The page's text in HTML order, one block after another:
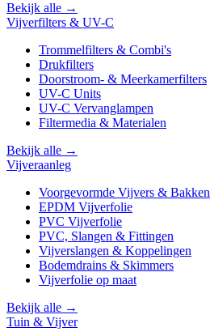
Bekijk alle →
Vijverfilters & UV-C
Trommelfilters & Combi's
Drukfilters
Doorstroom- & Meerkamerfilters
UV-C Units
UV-C Vervanglampen
Filtermedia & Materialen
Bekijk alle →
Vijveraanleg
Voorgevormde Vijvers & Bakken
EPDM Vijverfolie
PVC Vijverfolie
PVC, Slangen & Fittingen
Vijverslangen & Koppelingen
Bodemdrains & Skimmers
Vijverfolie op maat
Bekijk alle →
Tuin & Vijver